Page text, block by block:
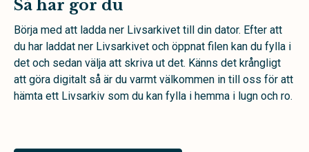
Så här gör du
Börja med att ladda ner Livsarkivet till din dator. Efter att
du har laddat ner Livsarkivet och öppnat filen kan du fylla i
det och sedan välja att skriva ut det. Känns det krångligt
att göra digitalt så är du varmt välkommen in till oss för att
hämta ett Livsarkiv som du kan fylla i hemma i lugn och ro.